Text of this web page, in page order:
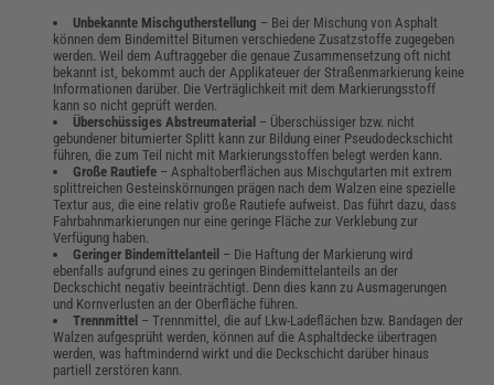
Unbekannte Mischgutherstellung – Bei der Mischung von Asphalt
können dem Bindemittel Bitumen verschiedene Zusatzstoffe zugegeben
werden. Weil dem Auftraggeber die genaue Zusammensetzung oft nicht
bekannt ist, bekommt auch der Applikateuer der Straßenmarkierung keine
Informationen darüber. Die Verträglichkeit mit dem Markierungsstoff
kann so nicht geprüft werden.
Überschüssiges Abstreumaterial – Überschüssiger bzw. nicht
gebundener bitumierter Splitt kann zur Bildung einer Pseudodeckschicht
führen, die zum Teil nicht mit Markierungsstoffen belegt werden kann.
Große Rautiefe – Asphaltoberflächen aus Mischgutarten mit extrem
splittreichen Gesteinskörnungen prägen nach dem Walzen eine spezielle
Textur aus, die eine relativ große Rautiefe aufweist. Das führt dazu, dass
Fahrbahnmarkierungen nur eine geringe Fläche zur Verklebung zur
Verfügung haben.
Geringer Bindemittelanteil – Die Haftung der Markierung wird
ebenfalls aufgrund eines zu geringen Bindemittelanteils an der
Deckschicht negativ beeinträchtigt. Denn dies kann zu Ausmagerungen
und Kornverlusten an der Oberfläche führen.
Trennmittel – Trennmittel, die auf Lkw-Ladeflächen bzw. Bandagen der
Walzen aufgesprüht werden, können auf die Asphaltdecke übertragen
werden, was haftmindernd wirkt und die Deckschicht darüber hinaus
partiell zerstören kann.